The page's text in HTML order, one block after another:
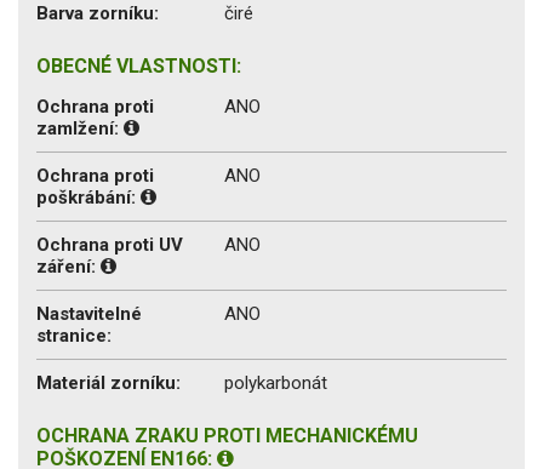
Barva zorníku: čiré
OBECNÉ VLASTNOSTI:
Ochrana proti
zamlžení:
ANO
Ochrana proti
poškrábání:
ANO
Ochrana proti UV
záření:
ANO
Nastavitelné
stranice:
ANO
Materiál zorníku: polykarbonát
OCHRANA ZRAKU PROTI MECHANICKÉMU
POŠKOZENÍ EN166: